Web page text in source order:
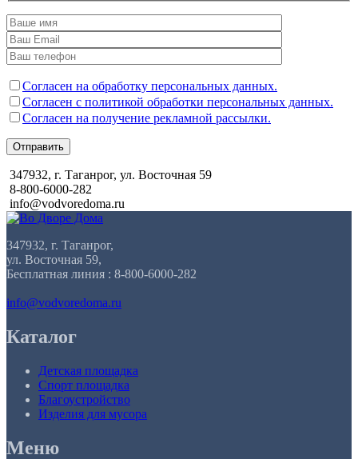
Согласен на обработку персональных данных.
Согласен с политикой обработки персональных данных.
Согласен на получение рекламной рассылки.
Отправить
347932, г. Таганрог, ул. Восточная 59
8-800-6000-282
info@vodvoredoma.ru
347932, г. Таганрог,
ул. Восточная 59,
Бесплатная линия : 8-800-6000-282
info@vodvoredoma.ru
Каталог
Детская площадка
Спорт площадка
Благоустройство
Изделия для мусора
Меню